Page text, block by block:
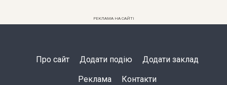
РЕКЛАМА НА САЙТІ
Про сайт Додати подію Додати заклад
Реклама Контакти